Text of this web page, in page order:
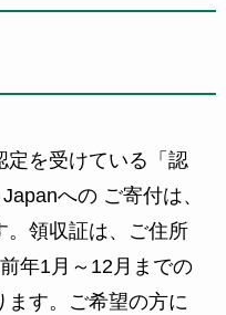
定を受けている「認
への ご寄付は、
。領収証は、ご住所
年1月～12月までの
ます。ご希望の方に